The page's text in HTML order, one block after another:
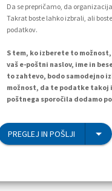
Da se prepričamo, da
Takrat boste lahko izbrali, ali
podatkov.
S tem, ko izberete to
vaš e-poštni naslov, ime in
to zahtevo, bodo samodejno
možnost, da te podatke takoj
poštnega sporočila dodamo
PREGLEJ IN POŠLJI